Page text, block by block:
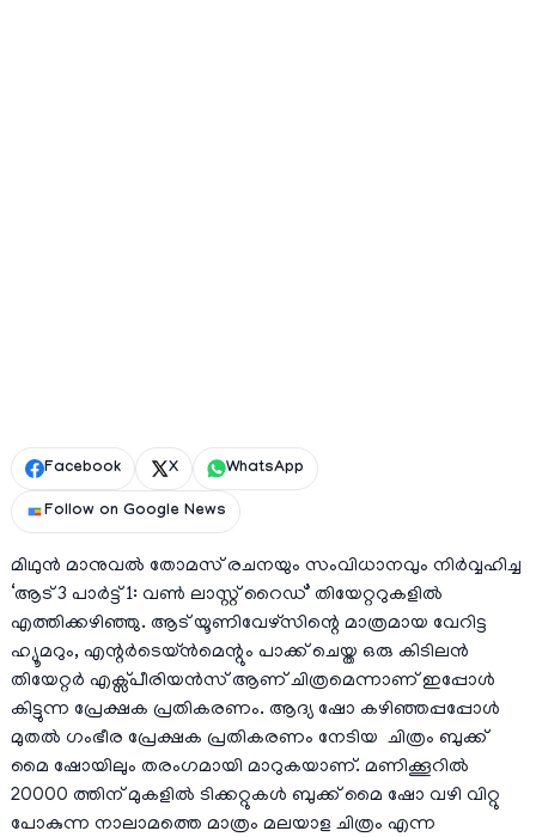
Facebook X WhatsApp
Follow on Google News
മിഥുൻ മാനുവൽ തോമസ് രചനയും സംവിധാനവും നിർവ്വഹിച്ച
‘ആട് 3 പാർട്ട് 1: വൺ ലാസ്റ്റ് റൈഡ്’ തിയേറ്ററുകളിൽ
എത്തിക്കഴിഞ്ഞു. ആട് യൂണിവേഴ്സിന്റെ മാത്രമായ വേറിട്ട
ഹ്യൂമറും, എന്റർടെയ്ൻമെന്റും പാക്ക് ചെയ്ത ഒരു കിടിലൻ
തിയേറ്റർ എക്സ്പീരിയൻസ് ആണ് ചിത്രമെന്നാണ് ഇപ്പോൾ
കിട്ടുന്ന പ്രേക്ഷക പ്രതികരണം. ആദ്യ ഷോ കഴിഞ്ഞപ്പപ്പോൾ
മുതൽ ഗംഭീര പ്രേക്ഷക പ്രതികരണം നേടിയ ചിത്രം ബുക്ക്
മൈ ഷോയിലും തരംഗമായി മാറുകയാണ്. മണിക്കൂറിൽ
20000 ത്തിന് മുകളിൽ ടിക്കറ്റുകൾ ബുക്ക് മൈ ഷോ വഴി വിറ്റു
പോകുന്ന നാലാമത്തെ മാത്രം മലയാള ചിത്രം എന്ന